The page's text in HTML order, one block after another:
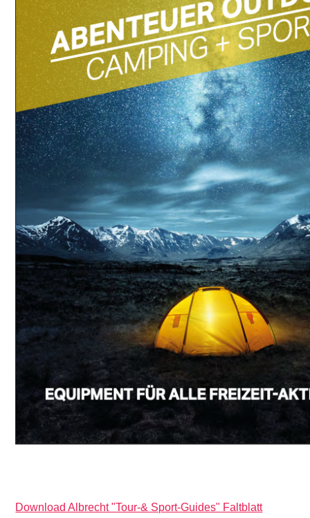
Download Albrecht "Tour-& Sport-Guides" Faltblatt